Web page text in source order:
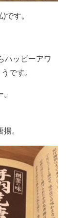
です。
ハッピーアワ
です。
。